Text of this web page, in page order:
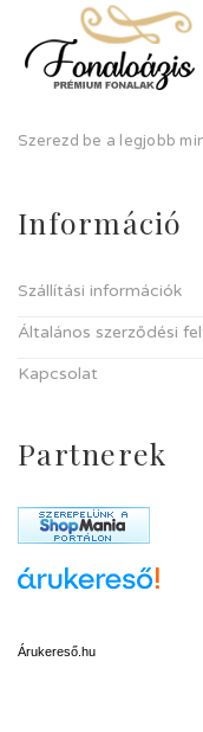
Szerezd be a legjobb
Információ
Szállítási információk
Általános szerződési
Kapcsolat
Partnerek
Árukereső.hu